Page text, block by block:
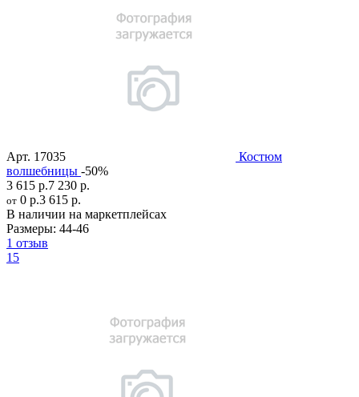
Арт. 17035
Костюм
волшебницы -50%
3 615 р.7 230 р.
от 0 р.3 615 р.
В наличии на маркетплейсах
Размеры: 44-46
1 отзыв
15